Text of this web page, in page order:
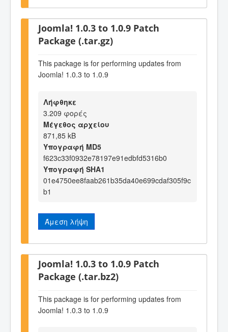
Joomla! 1.0.3 to 1.0.9 Patch
Package (.tar.gz)
This package is for performing updates from
Joomla! 1.0.3 to 1.0.9
Λήφθηκε
3.209 φορές
Μέγεθος αρχείου
871,85 kB
Υπογραφή MD5
f623c33f0932e78197e91edbfd5316b0
Υπογραφή SHA1
01e4750ee8faab261b35da40e699cdaf305f9c
b1
Άμεση λήψη
Joomla! 1.0.3 to 1.0.9 Patch
Package (.tar.bz2)
This package is for performing updates from
Joomla! 1.0.3 to 1.0.9